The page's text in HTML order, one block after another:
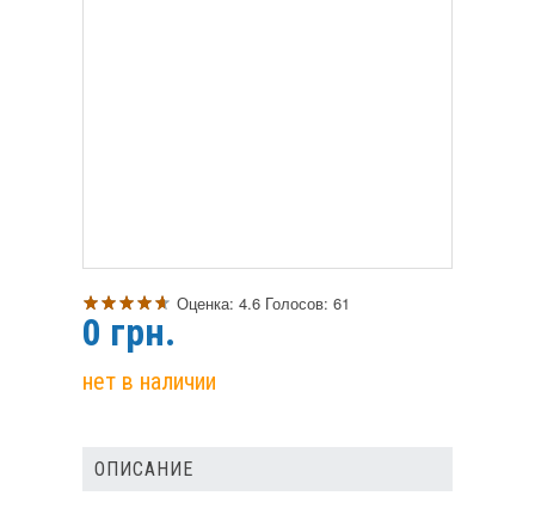
Оценка: 4.6 Голосов: 61
0 грн.
нет в наличии
ОПИСАНИЕ